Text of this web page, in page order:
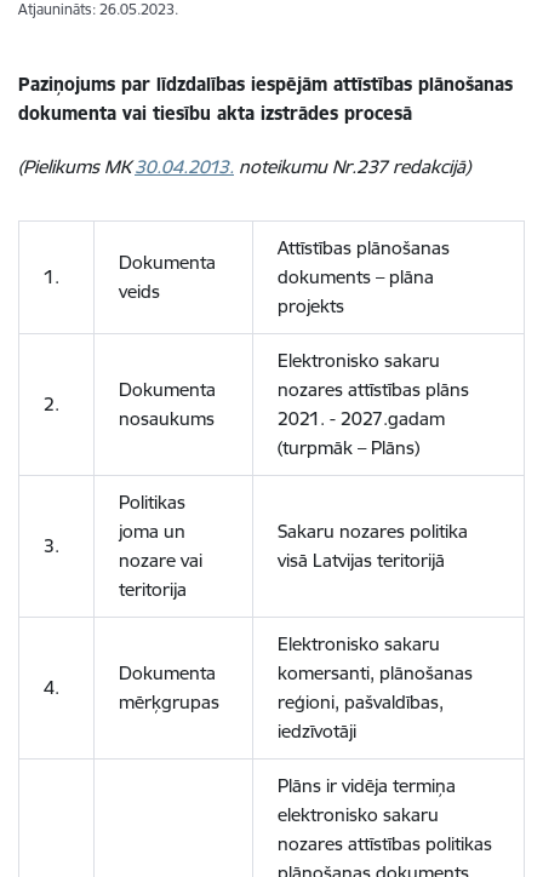
Atjaunināts: 26.05.2023.
Paziņojums par līdzdalības iespējām attīstības plānošanas
dokumenta vai tiesību akta izstrādes procesā
(Pielikums MK30.04.2013. noteikumu Nr.237 redakcijā)
1.
Dokumenta
veids
Attīstības plānošanas
dokuments – plāna
projekts
2.
Dokumenta
nosaukums
Elektronisko sakaru
nozares attīstības plāns
2021. - 2027.gadam
(turpmāk – Plāns)
3.
Politikas
joma un
nozare vai
teritorija
Sakaru nozares politika
visā Latvijas teritorijā
4.
Dokumenta
mērķgrupas
Elektronisko sakaru
komersanti, plānošanas
reģioni, pašvaldības,
iedzīvotāji
Plāns ir vidēja termiņa
elektronisko sakaru
nozares attīstības politikas